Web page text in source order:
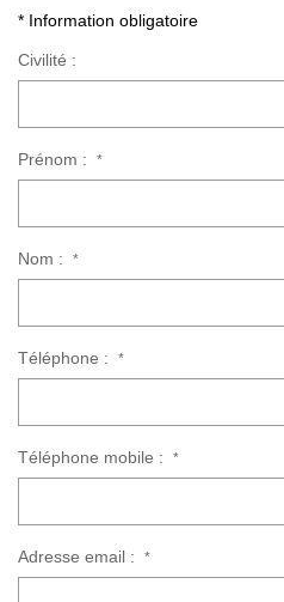
* Information obligatoire
Civilité :
Prénom : *
Nom : *
Téléphone : *
Téléphone mobile : *
Adresse email : *